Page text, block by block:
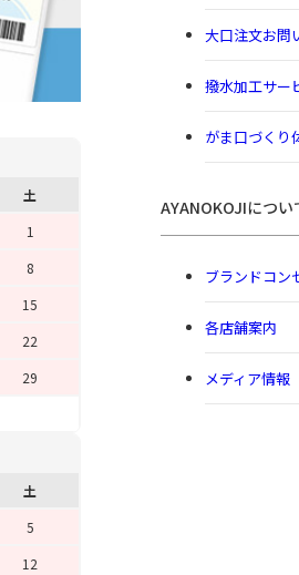
土
1
8
15
22
29
土
5
12
大口注文お問
撥水加工サー
がま口づくり
AYANOKOJIについ
ブランドコン
各店舗案内
メディア情報